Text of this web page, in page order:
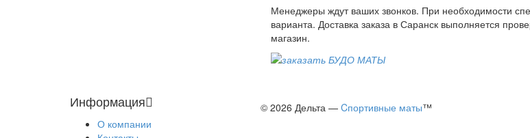
Менеджеры ждут ваших звонков. При необходимости
варианта. Доставка заказа в Саранск выполняется
магазин.
Информация
О компании
© 2026 Дельта — Cпортивные маты™